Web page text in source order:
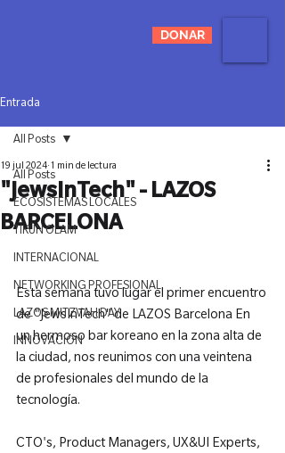
DONAR
Entrada
All Posts
ECOSISTEMAS LOCALES
TIKUN OLAM
INTERNACIONAL
NETWORKING PROFESIONAL
LAZOS MITZVAH DAY
INNOVACIÓN
All Posts
"JewsInTech" - LAZOS
BARCELONA
19 jul 2024 1 min de lectura
Esta semana tuvo lugar el primer encuentro
de "JewsInTech" de LAZOS Barcelona En
un hermoso bar koreano en la zona alta de
la ciudad, nos reunimos con una veintena
de profesionales del mundo de la
tecnología.
CTO's, Product Managers, UX&UI Experts,